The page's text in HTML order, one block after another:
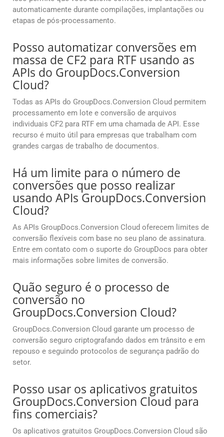
automaticamente durante compilações, implantações ou
etapas de pós-processamento.
Posso automatizar conversões em
massa de CF2 para RTF usando as
APIs do GroupDocs.Conversion
Cloud?
Todas as APIs do GroupDocs.Conversion Cloud permitem
processamento em lote e conversão de arquivos
individuais CF2 para RTF em uma chamada de API. Esse
recurso é muito útil para empresas que trabalham com
grandes cargas de trabalho de documentos.
Há um limite para o número de
conversões que posso realizar
usando APIs GroupDocs.Conversion
Cloud?
As APIs GroupDocs.Conversion Cloud oferecem limites de
conversão flexíveis com base no seu plano de assinatura.
Entre em contato com o suporte do GroupDocs para obter
mais informações sobre limites de conversão.
Quão seguro é o processo de
conversão no
GroupDocs.Conversion Cloud?
GroupDocs.Conversion Cloud garante um processo de
conversão seguro criptografando dados em trânsito e em
repouso e seguindo protocolos de segurança padrão do
setor.
Posso usar os aplicativos gratuitos
GroupDocs.Conversion Cloud para
fins comerciais?
Os aplicativos gratuitos GroupDocs.Conversion Cloud são